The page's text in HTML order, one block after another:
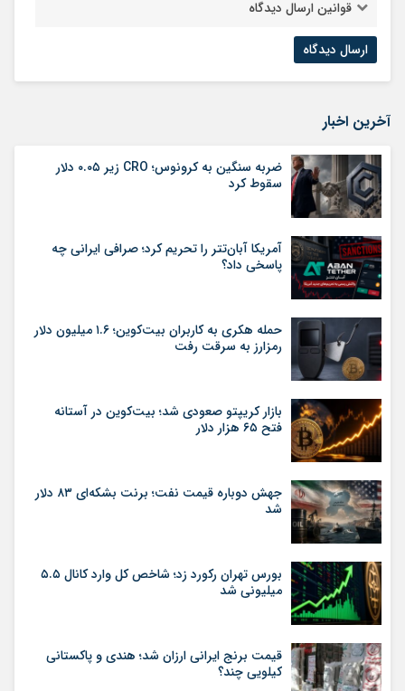
قوانین ارسال دیدگاه
آخرین اخبار
ضربه سنگین به کرونوس؛ CRO زیر ۰.۰۵ دلار
سقوط کرد
آمریکا آبان‌تتر را تحریم کرد؛ صرافی ایرانی چه
پاسخی داد؟
حمله هکری به کاربران بیت‌کوین؛ ۱.۶ میلیون دلار
رمزارز به سرقت رفت
بازار کریپتو صعودی شد؛ بیت‌کوین در آستانه
فتح ۶۵ هزار دلار
جهش دوباره قیمت نفت؛ برنت بشکه‌ای ۸۳ دلار
شد
بورس تهران رکورد زد؛ شاخص کل وارد کانال ۵.۵
میلیونی شد
قیمت برنج ایرانی ارزان شد؛ هندی و پاکستانی
کیلویی چند؟